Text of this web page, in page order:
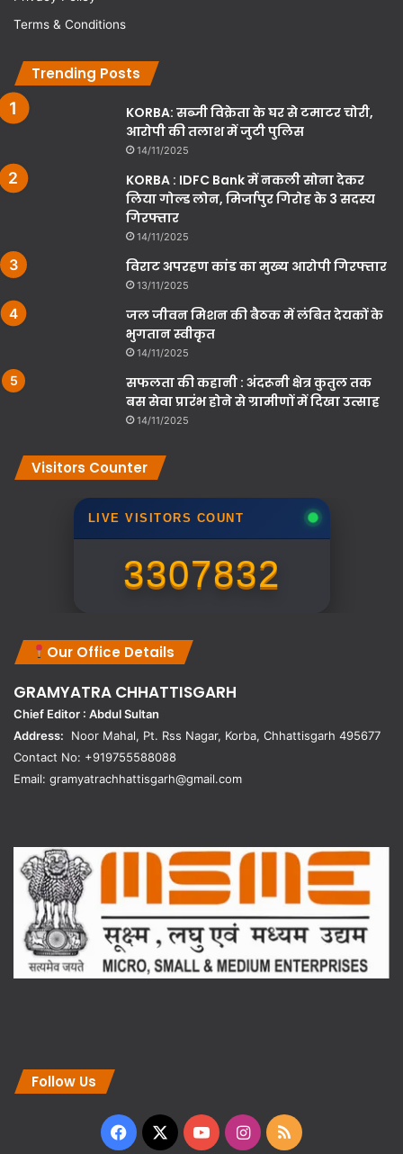
Terms & Conditions
Trending Posts
KORBA: सब्जी विक्रेता के घर से टमाटर चोरी,
आरोपी की तलाश में जुटी पुलिस
14/11/2025
KORBA : IDFC Bank में नकली सोना देकर
लिया गोल्ड लोन, मिर्जापुर गिरोह के 3 सदस्य
गिरफ्तार
14/11/2025
विराट अपरहण कांड का मुख्य आरोपी गिरफ्तार
13/11/2025
जल जीवन मिशन की बैठक में लंबित देयकों के
भुगतान स्वीकृत
14/11/2025
सफलता की कहानी : अंदरूनी क्षेत्र कुतुल तक
बस सेवा प्रारंभ होने से ग्रामीणों में दिखा उत्साह
14/11/2025
Visitors Counter
LIVE VISITORS COUNT
3307832
Our Office Details
GRAMYATRA CHHATTISGARH
Chief Editor : Abdul Sultan
Address: Noor Mahal, Pt. Rss Nagar, Korba, Chhattisgarh 495677
Contact No: +919755588088
Email: gramyatrachhattisgarh@gmail.com
Follow Us
Facebook
X YouTubeInstagram
RSS